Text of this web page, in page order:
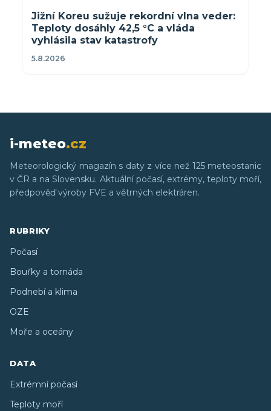
Jižní Koreu sužuje rekordní vlna veder:
Teploty dosáhly 42,5 °C a vláda
vyhlásila stav katastrofy
5.8.2026
i-meteo.cz
Meteorologický magazín s daty z více než 125 meteostanic
v ČR a na Slovensku. Aktuální počasí, extrémy, teploty moří,
předpověď výroby FVE a větrných elektráren.
RUBRIKY
Počasí
Bouřky a tornáda
Podnebí a klima
OZE
Moře a oceány
DATA
Extrémní počasí
Teploty moří